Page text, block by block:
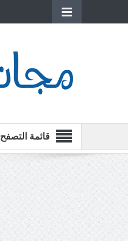
قائمة التصفح